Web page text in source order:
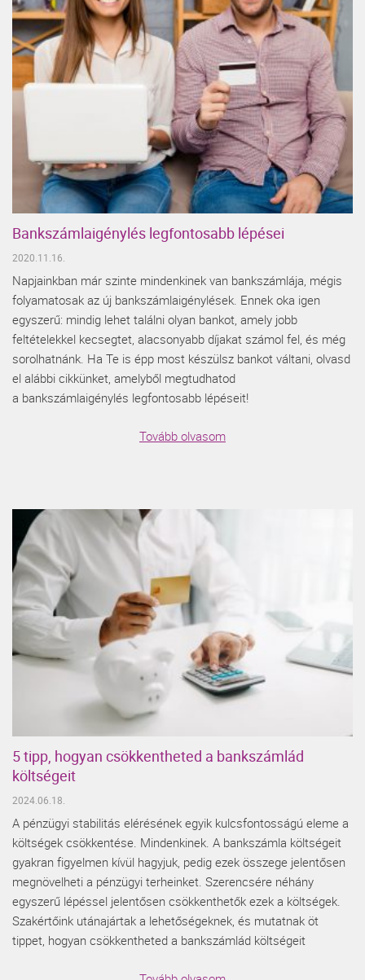
Bankszámlaigénylés legfontosabb lépései
2020.11.16.
Napjainkban már szinte mindenkinek van bankszámlája, mégis
folyamatosak az új bankszámlaigénylések. Ennek oka igen
egyszerű: mindig lehet találni olyan bankot, amely jobb
feltételekkel kecsegtet, alacsonyabb díjakat számol fel, és még
sorolhatnánk. Ha Te is épp most készülsz bankot váltani, olvasd
el alábbi cikkünket, amelyből megtudhatod
a bankszámlaigénylés legfontosabb lépéseit!
Tovább olvasom
5 tipp, hogyan csökkentheted a bankszámlád
költségeit
2024.06.18.
A pénzügyi stabilitás elérésének egyik kulcsfontosságú eleme a
költségek csökkentése. Mindenkinek. A bankszámla költségeit
gyakran figyelmen kívül hagyjuk, pedig ezek összege jelentősen
megnövelheti a pénzügyi terheinket. Szerencsére néhány
egyszerű lépéssel jelentősen csökkenthetők ezek a költségek.
Szakértőink utánajártak a lehetőségeknek, és mutatnak öt
tippet, hogyan csökkentheted a bankszámlád költségeit